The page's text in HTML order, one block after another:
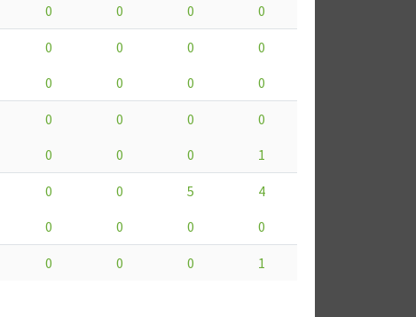
0 0 0 0
0 0 0
0
0 0 0 0
0 0 0
0
0 0 0 1
0 0 5
4
0 0 0 0
0 0 0 1